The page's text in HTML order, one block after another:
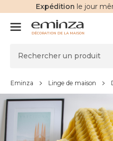
Expédition le jour
DÉCORATION DE LA MAISON
Eminza Linge de maison